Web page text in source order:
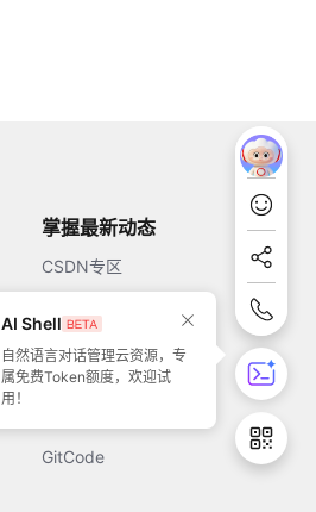
AI Shell
自然语言对话管理云资源，专
属免费Token额度，欢迎试
用！
掌握最新动态
CSDN专区
51CTO
GitCode